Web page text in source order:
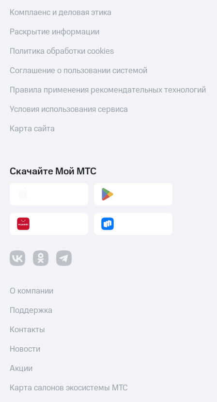
Комплаенс и деловая этика
Раскрытие информации
Политика обработки cookies
Соглашение о пользовании системой
Правила применения рекомендательных технологий
Условия использования сервиса
Карта сайта
Скачайте Мой МТС
О компании
Поддержка
Контакты
Новости
Акции
Карта салонов экосистемы МТС